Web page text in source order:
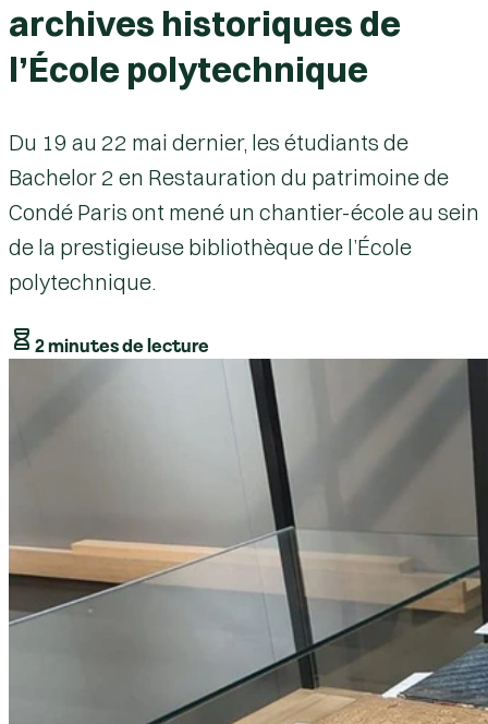
archives historiques de
l’École polytechnique
Du 19 au 22 mai dernier, les étudiants de
Bachelor 2 en Restauration du patrimoine de
Condé Paris ont mené un chantier-école au sein
de la prestigieuse bibliothèque de l’École
polytechnique.
2 minutes de lecture